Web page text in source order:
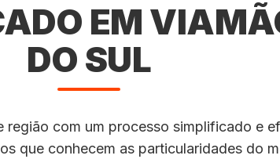
EM
DO SUL
região com um processo simplificado e
que conhecem as particularidades do